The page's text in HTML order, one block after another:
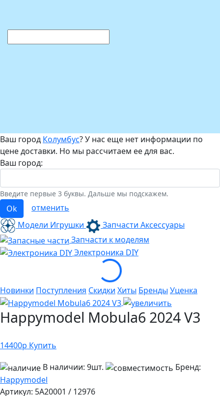
Ваш город Колумбус? У нас еще нет информации по
цене доставки. Но мы рассчитаем ее для вас.
Ваш город:
Введите первые 3 буквы. Дальше мы подскажем.
Ok
отменить
Модели Игрушки
Запчасти Аксессуары
Запчасти к моделям
Электроника DIY
Loading...
Новинки Поступления Скидки Хиты Бренды Уценка
Happymodel Mobula6 2024 V3
14400р Купить
В наличии: 9шт.
Бренд:
Happymodel
Артикул: 5A20001 / 12976